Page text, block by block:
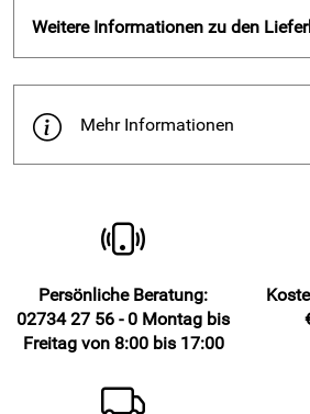
Weitere Informationen zu den
Mehr Informationen
Persönliche Beratung:
02734 27 56 - 0 Montag bis
Freitag von 8:00 bis 17:00